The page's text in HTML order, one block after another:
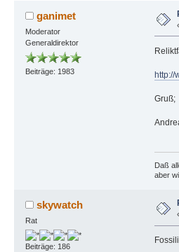
ganimet
Moderator
Generaldirektor
Beiträge: 1983 http://
Gruß;
Daß
aber
skywatch
Rat
Beiträge: 186